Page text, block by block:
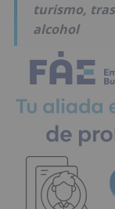
turismo,
alcohol